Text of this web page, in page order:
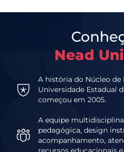
Nead
A história do Núcleo de
Universidade Estadual
começou em 2005.
A equipe
pedagógica, design
acompanhamento,